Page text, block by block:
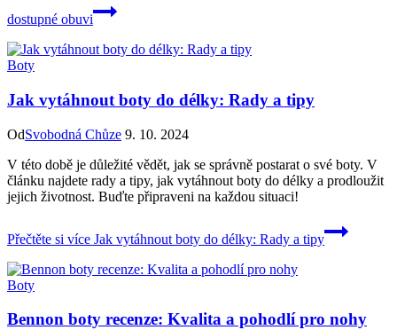
dostupné obuvi
Boty
Jak vytáhnout boty do délky: Rady a tipy
OdSvobodná Chůze 9. 10. 2024
V této době je důležité vědět, jak se správně postarat o své boty. V
článku najdete rady a tipy, jak vytáhnout boty do délky a prodloužit
jejich životnost. Buďte připraveni na každou situaci!
Přečtěte si více Jak vytáhnout boty do délky: Rady a tipy
Boty
Bennon boty recenze: Kvalita a pohodlí pro nohy